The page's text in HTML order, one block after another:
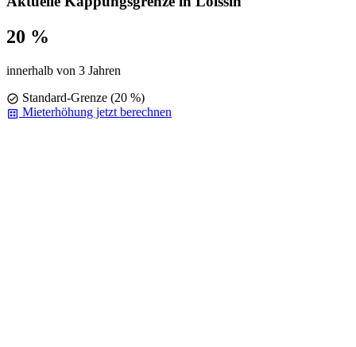
20 %
innerhalb von 3 Jahren
Standard-Grenze (20 %)
Mieterhöhung jetzt berechnen